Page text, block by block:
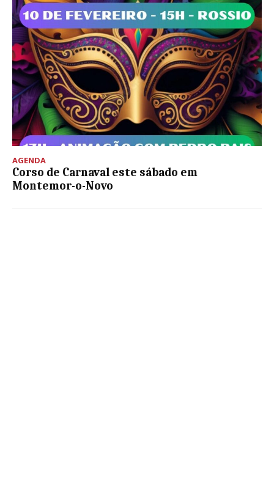
AGENDA
Corso de Carnaval este sábado em
Montemor-o-Novo